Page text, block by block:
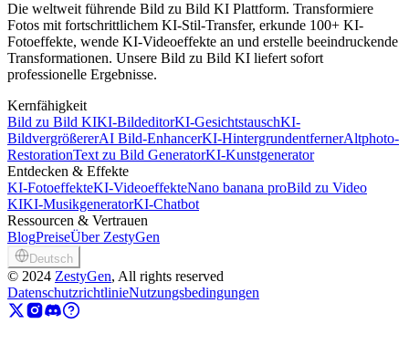
Die weltweit führende Bild zu Bild KI Plattform. Transformiere
Fotos mit fortschrittlichem KI-Stil-Transfer, erkunde 100+ KI-
Fotoeffekte, wende KI-Videoeffekte an und erstelle beeindruckende
Transformationen. Unsere Bild zu Bild KI liefert sofort
professionelle Ergebnisse.
Kernfähigkeit
Bild zu Bild KIKI-BildeditorKI-GesichtstauschKI-
BildvergrößererAI Bild-EnhancerKI-HintergrundentfernerAltphoto-
RestorationText zu Bild GeneratorKI-Kunstgenerator
Entdecken & Effekte
KI-FotoeffekteKI-VideoeffekteNano banana proBild zu Video
KIKI-MusikgeneratorKI-Chatbot
Ressourcen & Vertrauen
BlogPreiseÜber ZestyGen
Deutsch
© 2024 ZestyGen, All rights reserved
DatenschutzrichtlinieNutzungsbedingungen